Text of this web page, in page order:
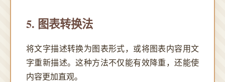
5. 图表转换法
将文字描述转换为图表形式，或将图表内容用文
字重新描述。这种方法不仅能有效降重，还能使
内容更加直观。